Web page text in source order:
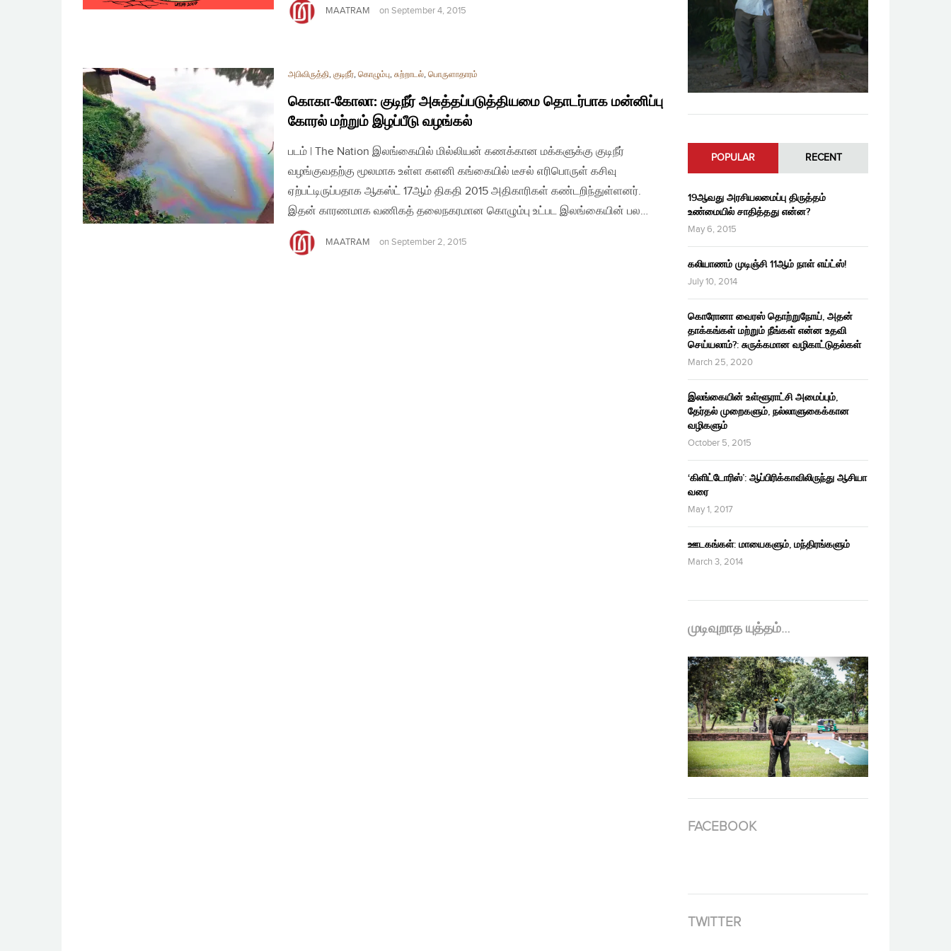
MAATRAM on September 4, 2015
அபிவிருத்தி, குடிநீர், கொழும்பு, சுற்றாடல், பொருளாதாரம்
கொகா-கோலா: குடிநீர் அசுத்தப்படுத்தியமை தொடர்பாக மன்னிப்பு
கோரல் மற்றும் இழப்பீடு வழங்கல்
படம் | The Nation இலங்கையில் மில்லியன் கணக்கான மக்களுக்கு குடிநீர்
வழங்குவதற்கு மூலமாக உள்ள களனி கங்கையில் டீசல் எரிபொருள் கசிவு
ஏற்பட்டிருப்பதாக ஆகஸ்ட் 17ஆம் திகதி 2015 அதிகாரிகள் கண்டறிந்துள்ளனர்.
இதன் காரணமாக வணிகத் தலைநகரமான கொழும்பு உட்பட இலங்கையின் பல…
MAATRAM on September 2, 2015
POPULAR RECENT
19ஆவது அரசியலமைப்பு திருத்தம்
உண்மையில் சாதித்தது என்ன?
May 6, 2015
கலியாணம் முடிஞ்சி 11ஆம் நாள் எய்ட்ஸ்!
July 10, 2014
கொரோனா வைரஸ் தொற்றுநோய், அதன்
தாக்கங்கள் மற்றும் நீங்கள் என்ன உதவி
செய்யலாம்?: சுருக்கமான வழிகாட்டுதல்கள்
March 25, 2020
இலங்கையின் உள்ளூராட்சி அமைப்பும்,
தேர்தல் முறைகளும், நல்லாளுகைக்கான
வழிகளும்
October 5, 2015
‘கிளிட்டோரிஸ்’: ஆப்பிரிக்காவிலிருந்து ஆசியா
வரை
May 1, 2017
ஊடகங்கள்: மாயைகளும், மந்திரங்களும்
March 3, 2014
முடிவுறாத யுத்தம்…
FACEBOOK
TWITTER